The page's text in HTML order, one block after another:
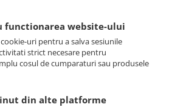
functionarea website-ului
uri pentru a salva sesiunile
strict necesare pentru
cosul de cumparaturi sau produsele
din alte platforme